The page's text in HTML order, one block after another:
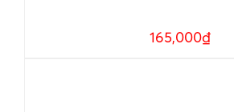
165,000₫